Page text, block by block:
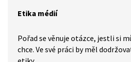
Etika médií
Pořad se věnuje otázce, jestli si
chce. Ve své práci by měl